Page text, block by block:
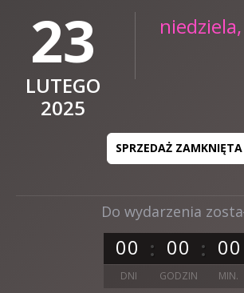
Do wydarzenia
00 00 00
DNI GODZIN MIN.
23
LUTEGO
2025
SPRZEDAŻ ZAMKNIĘTA